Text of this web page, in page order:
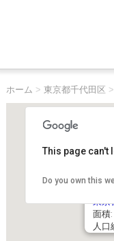
ホーム > 東京都千代田区 >
東京
面積:
人
This page can't
Do you own this